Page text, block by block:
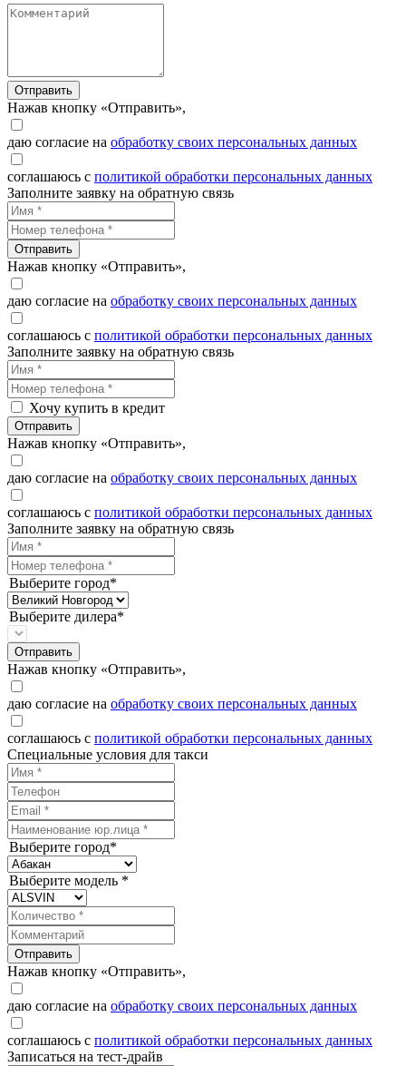
Отправить
Нажав кнопку «Отправить»,
даю согласие на обработку своих персональных данных
соглашаюсь с политикой обработки персональных данных
Заполните заявку на обратную связь
Отправить
Нажав кнопку «Отправить»,
даю согласие на обработку своих персональных данных
соглашаюсь с политикой обработки персональных данных
Заполните заявку на обратную связь
Хочу купить в кредит
Отправить
Нажав кнопку «Отправить»,
даю согласие на обработку своих персональных данных
соглашаюсь с политикой обработки персональных данных
Заполните заявку на обратную связь
Выберите город*
Выберите дилера*
Отправить
Нажав кнопку «Отправить»,
даю согласие на обработку своих персональных данных
соглашаюсь с политикой обработки персональных данных
Специальные условия для такси
Выберите город*
Выберите модель *
Отправить
Нажав кнопку «Отправить»,
даю согласие на обработку своих персональных данных
соглашаюсь с политикой обработки персональных данных
Записаться на тест-драйв